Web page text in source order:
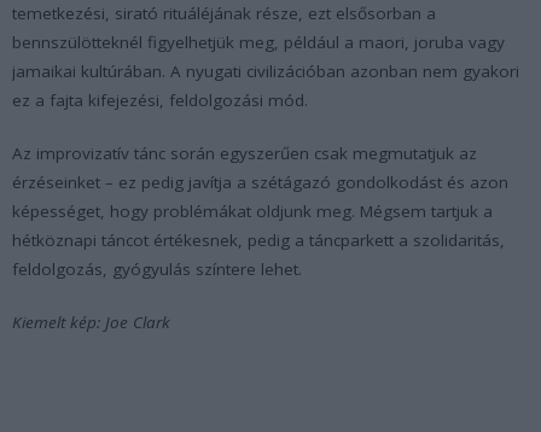
temetkezési, sirató rituáléjának része, ezt elsősorban a
bennszülötteknél figyelhetjük meg, például a maori, joruba vagy
jamaikai kultúrában. A nyugati civilizációban azonban nem gyakori
ez a fajta kifejezési, feldolgozási mód.
Az improvizatív tánc során egyszerűen csak megmutatjuk az
érzéseinket – ez pedig javítja a szétágazó gondolkodást és azon
képességet, hogy problémákat oldjunk meg. Mégsem tartjuk a
hétköznapi táncot értékesnek, pedig a táncparkett a szolidaritás,
feldolgozás, gyógyulás színtere lehet.
Kiemelt kép: Joe Clark